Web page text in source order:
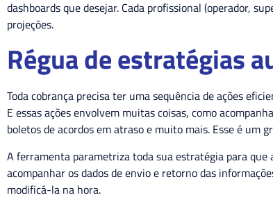
dashboards que desejar. Cada profissional (operador,
projeções.
Régua de estratégias
Toda cobrança precisa ter uma sequência de ações
E essas ações envolvem muitas coisas, como
boletos de acordos em atraso e muito mais. Esse é um
A ferramenta parametriza toda sua estratégia para que
acompanhar os dados de envio e retorno das
modificá-la na hora.